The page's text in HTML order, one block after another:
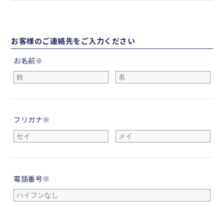
お客様のご連絡先をご入力ください
お名前※
フリガナ※
電話番号※